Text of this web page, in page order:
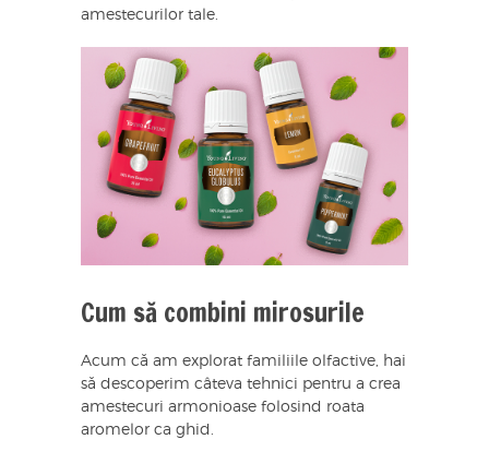
amestecurilor tale.
Cum să combini mirosurile
Acum că am explorat familiile olfactive, hai
să descoperim câteva tehnici pentru a crea
amestecuri armonioase folosind roata
aromelor ca ghid.